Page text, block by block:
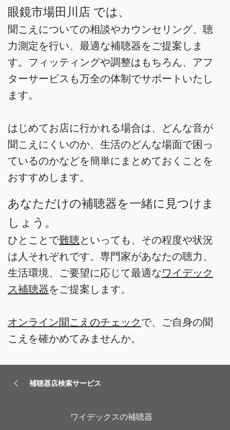
眼鏡市場田川店 では、
聞こえについての相談やカウンセリング、聴
力測定を行い、最適な補聴器をご提案しま
す。フィッティングや調整はもちろん、アフ
ターサービスも万全の体制でサポートいたし
ます。
はじめてお店に行かれる場合は、どんな音が
聞こえにくいのか、生活のどんな場面で困っ
ているのかなどを簡単にまとめておくことを
おすすめします。
あなただけの補聴器を一緒に見つけま
しょう。
ひとことで難聴といっても、その程度や状況
は人それぞれです。専門家があなたの聴力、
生活環境、ご要望に応じて最適なワイデック
ス補聴器をご提案します。
オンライン聞こえのチェックで、ご自身の聞
こえを確かめてみませんか。
補聴器店検索サービス
ワイデックスの補聴器